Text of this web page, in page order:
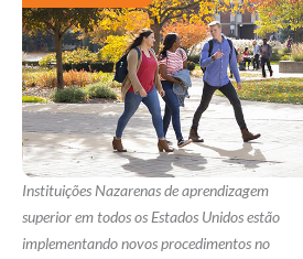
Instituições Nazarenas de aprendizagem
superior em todos os Estados Unidos estão
implementando novos procedimentos no